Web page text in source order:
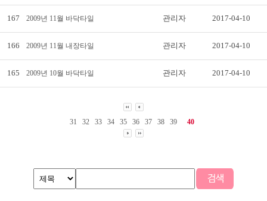
167 2009년 11월 바닥타일 관리자 2017-04-10
166 2009년 11월 내장타일 관리자 2017-04-10
165 2009년 10월 바닥타일 관리자 2017-04-10
31 32 33 34 35 36 37 38 39 40